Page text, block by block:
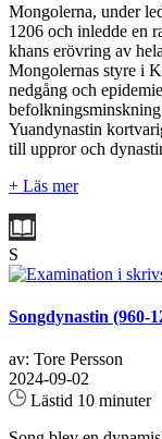
Mongolerna, under
1206 och inledde en
khans erövring av
Mongolernas styre i
nedgång och
Yuandynastin
till uppror och
+ Läs mer
S
Songdynastin (960-
av: Tore Persson
2024-09-02
Lästid 10 minuter